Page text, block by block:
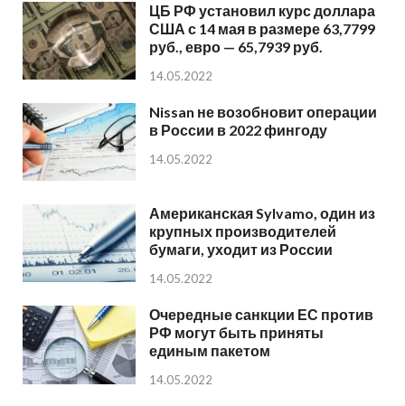
ЦБ РФ установил курс доллара
США с 14 мая в размере 63,7799
руб., евро — 65,7939 руб.
14.05.2022
Nissan не возобновит операции
в России в 2022 фингоду
14.05.2022
Американская Sylvamo, один из
крупных производителей
бумаги, уходит из России
14.05.2022
Очередные санкции ЕС против
РФ могут быть приняты
единым пакетом
14.05.2022